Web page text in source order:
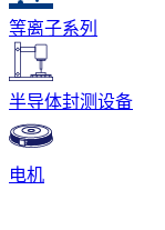
等离子系列
半导体封测设备
电机